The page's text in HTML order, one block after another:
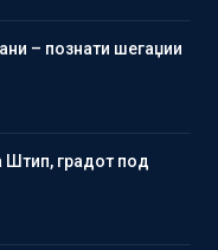
– познати шегаџии
Штип, градот под